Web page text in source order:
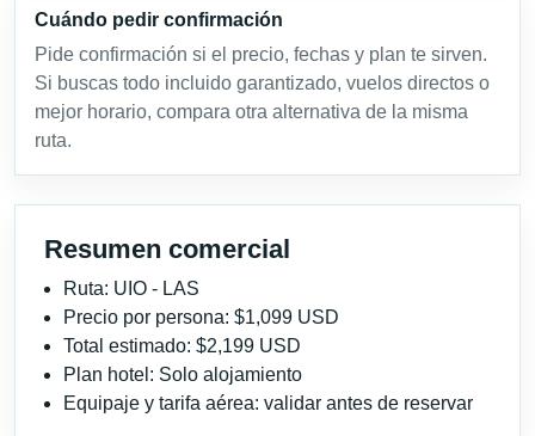
Cuándo pedir confirmación
Pide confirmación si el precio, fechas y plan te sirven.
Si buscas todo incluido garantizado, vuelos directos o
mejor horario, compara otra alternativa de la misma
ruta.
Resumen comercial
Ruta: UIO - LAS
Precio por persona: $1,099 USD
Total estimado: $2,199 USD
Plan hotel: Solo alojamiento
Equipaje y tarifa aérea: validar antes de reservar